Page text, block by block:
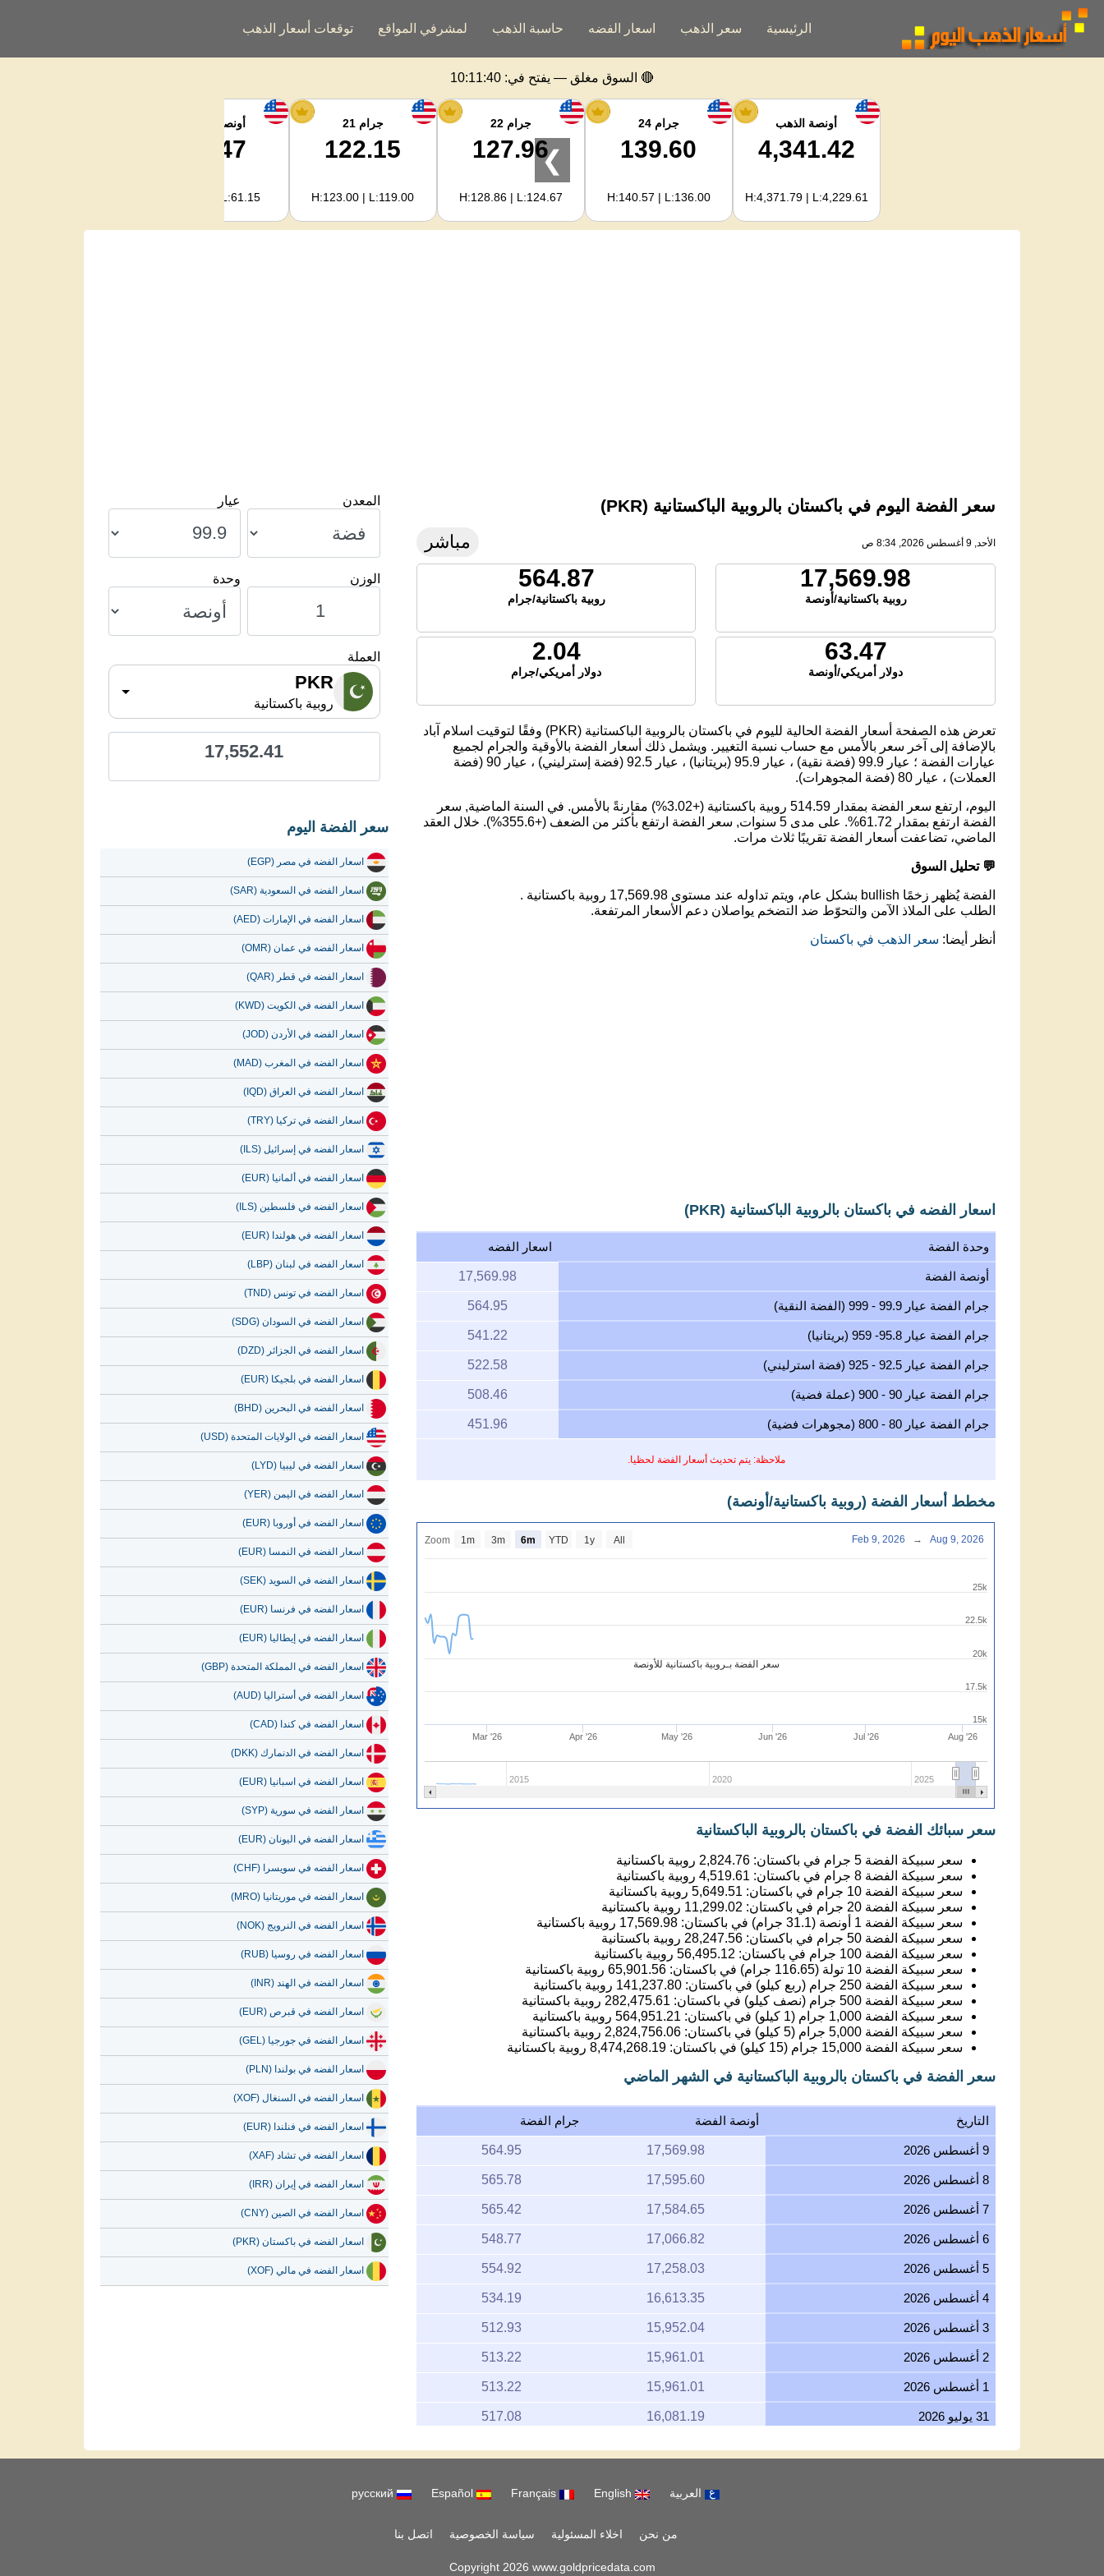
الرئيسية سعر الذهب اسعار الفضه حاسبة الذهب لمشرفي المواقع توقعات أسعار الذهب
🔴 السوق مغلق — يفتح في: 10:11:40
أونصة الذهب
4,341.42
H:4,371.79 | L:4,229.61
جرام 24
139.60
H:140.57 | L:136.00
جرام 22
127.96
H:128.86 | L:124.67
جرام 21
122.15
H:123.00 | L:119.00
أونصة الفضة
63.47
H:65.13 | L:61.15
❯
سعر الفضة اليوم في باكستان بالروبية الباكستانية (PKR)
الأحد, 9 أغسطس 2026, 8:34 ص مباشر
17,569.98
روبية باكستانية/أونصة
564.87
روبية باكستانية/جرام
63.47
دولار أمريكي/أونصة
2.04
دولار أمريكي/جرام
تعرض هذه الصفحة أسعار الفضة الحالية لليوم في باكستان بالروبية الباكستانية (PKR) وفقًا لتوقيت اسلام آباد
بالإضافة إلى آخر سعر بالأمس مع حساب نسبة التغيير. ويشمل ذلك أسعار الفضة بالأوقية والجرام لجميع
عيارات الفضة ؛ عيار 99.9 (فضة نقية) ، عيار 95.9 (بريتانيا) ، عيار 92.5 (فضة إسترليني) ، عيار 90 (فضة
العملات) ، عيار 80 (فضة المجوهرات).
اليوم، ارتفع سعر الفضة بمقدار 514.59 روبية باكستانية (+3.02%) مقارنةً بالأمس. في السنة الماضية, سعر
الفضة ارتفع بمقدار 61.72%. على مدى 5 سنوات, سعر الفضة ارتفع بأكثر من الضعف (+355.6%). خلال العقد
الماضي، تضاعفت أسعار الفضة تقريبًا ثلاث مرات.
💬 تحليل السوق
الفضة يُظهر زخمًا bullish بشكل عام، ويتم تداوله عند مستوى 17,569.98 روبية باكستانية .
الطلب على الملاذ الآمن والتحوّط ضد التضخم يواصلان دعم الأسعار المرتفعة.
أنظر أيضا: سعر الذهب في باكستان
اسعار الفضه في باكستان بالروبية الباكستانية (PKR)
وحدة الفضة اسعار الفضه
ملاحظة: يتم تحديث أسعار الفضة لحظيا.
أونصة الفضة 17,569.98
جرام الفضة عيار 99.9 - 999 (الفضة النقية) 564.95
جرام الفضة عيار 95.8- 959 (بريتانيا) 541.22
جرام الفضة عيار 92.5 - 925 (فضة استرليني) 522.58
جرام الفضة عيار 90 - 900 (عملة فضية) 508.46
جرام الفضة عيار 80 - 800 (مجوهرات فضية) 451.96
مخطط أسعار الفضة (روبية باكستانية/أونصة)
سعر الفضة بـروبية باكستانية للأونصة
Mar '26 Apr '26 May '26 Jun '26 Jul '26 Aug '26
2015 2020 2025
15k
17.5k
20k
22.5k
25k
Zoom 1m 3m 6m YTD 1y All Feb 9, 2026 → Aug 9, 2026
سعر سبائك الفضة في باكستان بالروبية الباكستانية
سعر سبيكة الفضة 5 جرام في باكستان: 2,824.76 روبية باكستانية
سعر سبيكة الفضة 8 جرام في باكستان:
4,519.61 روبية باكستانية
سعر سبيكة الفضة 10 جرام في باكستان:
5,649.51 روبية باكستانية
سعر سبيكة الفضة 20 جرام في باكستان:
11,299.02 روبية باكستانية
سعر سبيكة الفضة 1 أونصة (31.1 جرام) في باكستان:
17,569.98 روبية باكستانية
سعر سبيكة الفضة 50 جرام في باكستان:
28,247.56 روبية باكستانية
سعر سبيكة الفضة 100 جرام في باكستان:
56,495.12 روبية باكستانية
سعر سبيكة الفضة 10 تولة (116.65 جرام) في باكستان:
65,901.56 روبية باكستانية
سعر سبيكة الفضة 250 جرام (ربع كيلو) في باكستان:
141,237.80 روبية باكستانية
سعر سبيكة الفضة 500 جرام (نصف كيلو) في باكستان:
282,475.61 روبية باكستانية
سعر سبيكة الفضة 1,000 جرام (1 كيلو) في باكستان:
564,951.21 روبية باكستانية
سعر سبيكة الفضة 5,000 جرام (5 كيلو) في باكستان:
2,824,756.06 روبية باكستانية
سعر سبيكة الفضة 15,000 جرام (15 كيلو) في باكستان:
8,474,268.19 روبية باكستانية
سعر الفضة في باكستان بالروبية الباكستانية في الشهر الماضي
التاريخ أونصة الفضة جرام الفضة
9 أغسطس 2026 17,569.98
564.95
8 أغسطس 2026 17,595.60
565.78
7 أغسطس 2026 17,584.65
565.42
6 أغسطس 2026 17,066.82
548.77
5 أغسطس 2026 17,258.03
554.92
4 أغسطس 2026 16,613.35
534.19
3 أغسطس 2026 15,952.04
512.93
2 أغسطس 2026 15,961.01
513.22
1 أغسطس 2026 15,961.01
513.22
31 يوليو 2026 16,081.19
517.08
15,860.31
16,257.09
522.74
16,161.26
519.65
المعدن عيار
الوزن وحدة
العملة
PKR
روبية باكستانية
17,552.41
سعر الفضة اليوم
اسعار الفضه في مصر (EGP)
اسعار الفضه في السعودية (SAR)
اسعار الفضه في الإمارات (AED)
اسعار الفضه في عمان (OMR)
اسعار الفضه في قطر (QAR)
اسعار الفضه في الكويت (KWD)
اسعار الفضه في الأردن (JOD)
اسعار الفضه في المغرب (MAD)
اسعار الفضه في العراق (IQD)
اسعار الفضه في تركيا (TRY)
اسعار الفضه في إسرائيل (ILS)
اسعار الفضه في ألمانيا (EUR)
اسعار الفضه في فلسطين (ILS)
اسعار الفضه في هولندا (EUR)
اسعار الفضه في لبنان (LBP)
اسعار الفضه في تونس (TND)
اسعار الفضه في السودان (SDG)
اسعار الفضه في الجزائر (DZD)
اسعار الفضه في بلجيكا (EUR)
اسعار الفضه في البحرين (BHD)
اسعار الفضه في الولايات المتحدة (USD)
اسعار الفضه في ليبيا (LYD)
اسعار الفضه في اليمن (YER)
اسعار الفضه في أوروبا (EUR)
اسعار الفضه في النمسا (EUR)
اسعار الفضه في السويد (SEK)
اسعار الفضه في فرنسا (EUR)
اسعار الفضه في إيطاليا (EUR)
اسعار الفضه في المملكة المتحدة (GBP)
اسعار الفضه في أستراليا (AUD)
اسعار الفضه في كندا (CAD)
اسعار الفضه في الدنمارك (DKK)
اسعار الفضه في اسبانيا (EUR)
اسعار الفضه في سورية (SYP)
اسعار الفضه في اليونان (EUR)
اسعار الفضه في سويسرا (CHF)
اسعار الفضه في موريتانيا (MRO)
اسعار الفضه في النرويج (NOK)
اسعار الفضه في روسيا (RUB)
اسعار الفضه في الهند (INR)
اسعار الفضه في قبرص (EUR)
اسعار الفضه في جورجيا (GEL)
اسعار الفضه في بولندا (PLN)
اسعار الفضه في السنغال (XOF)
اسعار الفضه في فنلندا (EUR)
اسعار الفضه في تشاد (XAF)
اسعار الفضه في إيران (IRR)
اسعار الفضه في الصين (CNY)
اسعار الفضه في باكستان (PKR)
اسعار الفضه في مالي (XOF)
العربية
من نحن اخلاء المسئولية سياسة الخصوصية اتصل بنا
Copyright 2026 www.goldpricedata.com